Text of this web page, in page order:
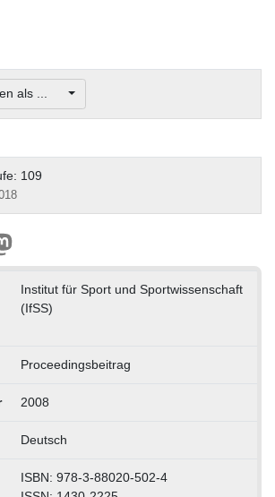
als ...
109
Institut für Sport und Sportwissenschaft
(IfSS)
Proceedingsbeitrag
2008
Deutsch
ISBN: 978-3-88020-502-4